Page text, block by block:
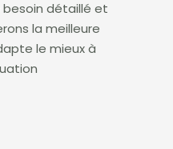
détaillé et
la meilleure
le mieux à